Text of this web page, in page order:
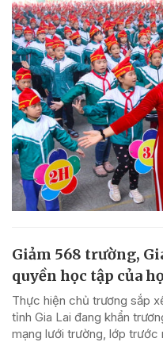
Giảm 568 trường,
quyền học tập của
Thực hiện chủ trương sắp
tỉnh Gia Lai đang khẩn
mạng lưới trường, lớp trước